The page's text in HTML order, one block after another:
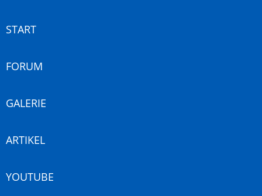
START
FORUM
GALERIE
ARTIKEL
YOUTUBE